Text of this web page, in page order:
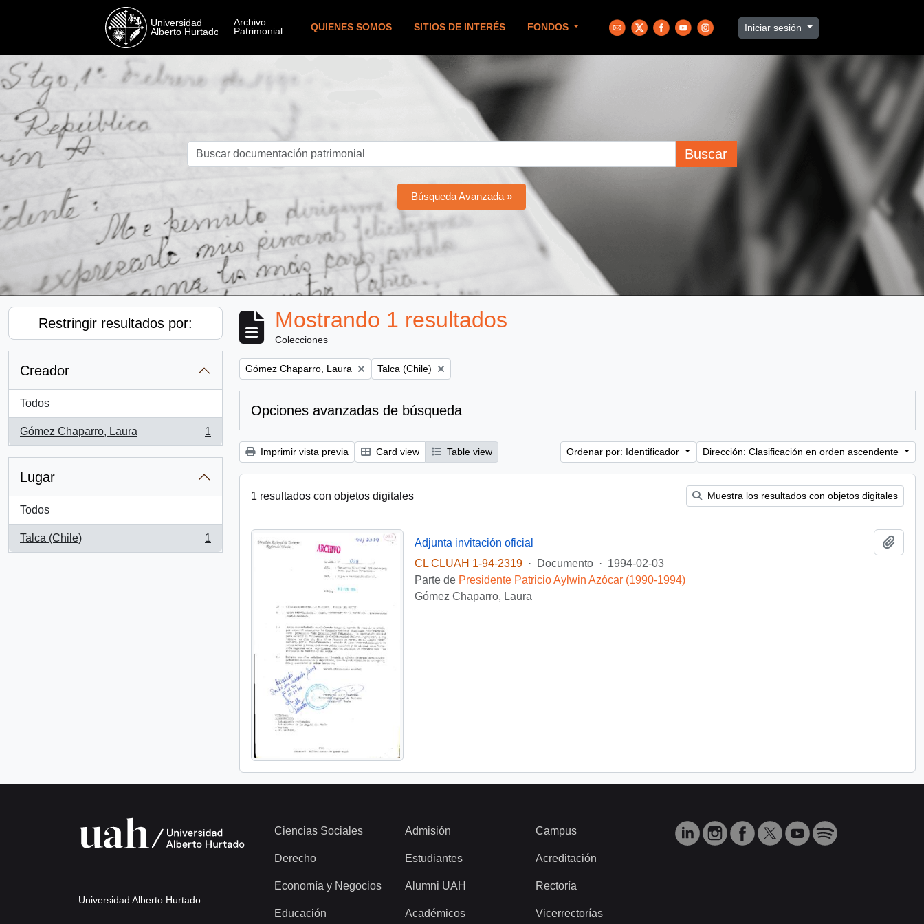
QUIENES SOMOS SITIOS DE INTERÉS FONDOS Iniciar sesión
Buscar
Búsqueda Avanzada »
Restringir resultados por:
Creador
Todos
Gómez Chaparro, Laura
, 1 resultados
1
Lugar
Todos
Talca (Chile)
, 1 resultados
1
Mostrando 1 resultados
Colecciones
Remove filter:
Gómez Chaparro, Laura Remove filter:
Talca (Chile)
Opciones avanzadas de búsqueda
Imprimir vista previa Card view Table view Ordenar por: Identificador Dirección: Clasificación en orden ascendente
1 resultados con objetos digitales Muestra los resultados con objetos digitales
Adjunta invitación oficial
CL CLUAH 1-94-2319
· Documento · 1994-02-03
Parte de Presidente Patricio Aylwin Azócar (1990-1994)
Gómez Chaparro, Laura
Universidad Alberto Hurtado
Ciencias Sociales
Derecho
Economía y Negocios
Educación
Admisión
Estudiantes
Alumni UAH
Académicos
Campus
Acreditación
Rectoría
Vicerrectorías